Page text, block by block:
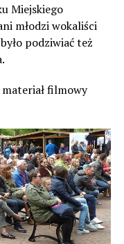
Miejskiego
młodzi wokaliści
podziwiać też
filmowy